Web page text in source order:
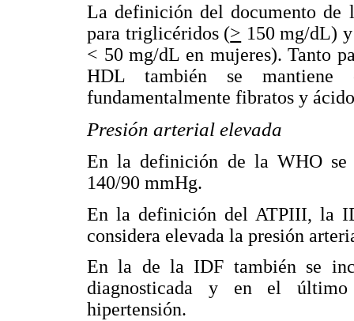
La definición del documento
para triglicéridos (> 150 mg/dL)
< 50 mg/dL en mujeres). Tanto
HDL también se mantiene
fundamentalmente fibratos y
Presión arterial elevada
En la definición de la WHO se
140/90 mmHg.
En la definición del ATPIII, la
considera elevada la presión
En la de la IDF también se
diagnosticada y en el
hipertensión.